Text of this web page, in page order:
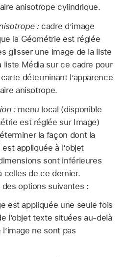
anisotrope cylindrique.
:cadre d’image
la Géométrie est réglée
glisser une image de la liste
liste Média sur ce cadre pour
déterminant l’apparence
anisotrope.
:menu local (disponible
est réglée sur Image)
la façon dont la
appliquée à l’objet
sont inférieures
celles de ce dernier.
des options suivantes :
est appliquée une seule fois
l’objet texte situées au-delà
ne sont pas